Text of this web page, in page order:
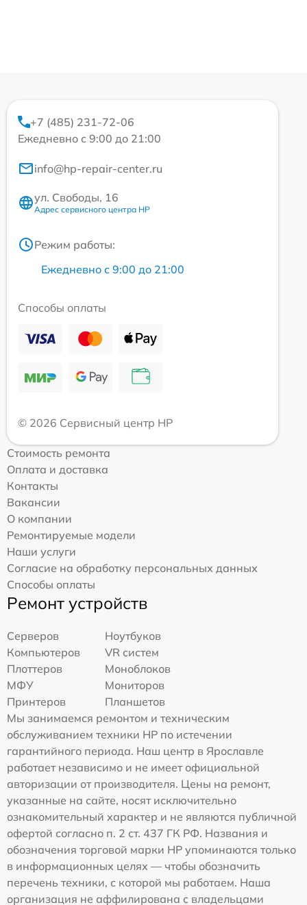
+7 (485) 231-72-06
Ежедневно с 9:00 до 21:00
info@hp-repair-center.ru
ул. Свободы, 16
Адрес сервисного центра HP
Режим работы:
Ежедневно с 9:00 до 21:00
Способы оплаты
© 2026 Сервисный центр HP
Стоимость ремонта
Оплата и доставка
Контакты
Вакансии
О компании
Ремонтируемые модели
Наши услуги
Согласие на обработку персональных данных
Способы оплаты
Ремонт устройств
Серверов
Ноутбуков
Компьютеров
VR систем
Плоттеров
Моноблоков
МФУ
Мониторов
Принтеров
Планшетов
Мы занимаемся ремонтом и техническим
обслуживанием техники HP по истечении
гарантийного периода. Наш центр в Ярославле
работает независимо и не имеет официальной
авторизации от производителя. Цены на ремонт,
указанные на сайте, носят исключительно
ознакомительный характер и не являются публичной
офертой согласно п. 2 ст. 437 ГК РФ. Названия и
обозначения торговой марки HP упоминаются только
в информационных целях — чтобы обозначить
перечень техники, с которой мы работаем. Наша
организация не аффилирована с владельцами